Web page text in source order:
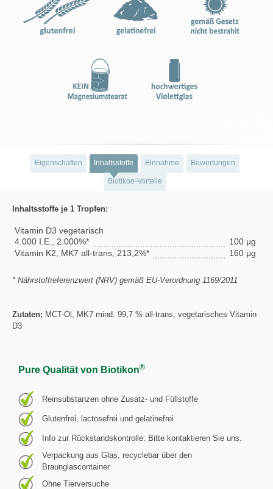
Eigenschaften Inhaltsstoffe Einnahme Bewertungen
Biotikon-Vorteile
Inhaltsstoffe je 1 Tropfen:
Vitamin D3 vegetarisch
4.000 I.E., 2.000%*
100 μg
Vitamin K2, MK7 all-trans, 213,2%*
160 μg
* Nährstoffreferenzwert (NRV) gemäß EU-Verordnung 1169/2011
Zutaten: MCT-Öl, MK7 mind. 99,7 % all-trans, vegetarisches Vitamin
D3
Pure Qualität von Biotikon®
Reinsubstanzen ohne Zusatz- und Füllstoffe
Glutenfrei, lactosefrei und gelatinefrei
Info zur Rückstandskontrolle: Bitte kontaktieren Sie uns.
Verpackung aus Glas, recyclebar über den
Braunglascontainer
Ohne Tierversuche